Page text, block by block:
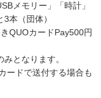
メモリー」「時計」
本（団体）
QUOカードPay500円
となります。
ードで送付する場合も